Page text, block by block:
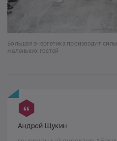
Большая энергетика производит
маленьких гостей
Андрей Щукин